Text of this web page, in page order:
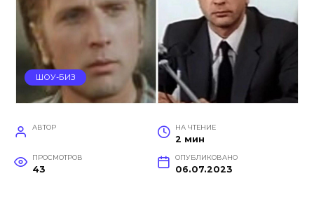
ШОУ-БИЗ
АВТОР НА ЧТЕНИЕ
2 мин
ПРОСМОТРОВ
43
ОПУБЛИКОВАНО
06.07.2023